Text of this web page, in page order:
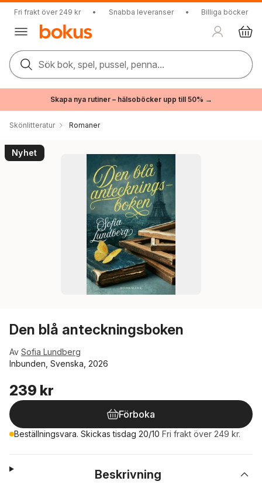
Fri frakt över 249 kr • Snabba leveranser • Billiga böcker
Sök bok, spel, pussel, penna...
Skapa nya rutiner – hälsoböcker upp till 50% →
Skönlitteratur Romaner
Nyhet
Den blå anteckningsboken
Av Sofia Lundberg
Inbunden, Svenska, 2026
239 kr
Förboka
Beställningsvara. Skickas tisdag 20/10 Fri frakt över 249 kr.
Beskrivning